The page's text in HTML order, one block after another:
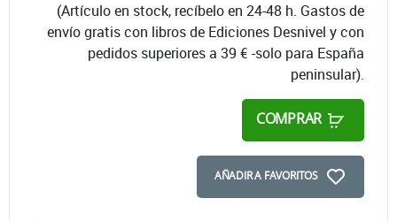
(Artículo en stock, recíbelo en 24-48 h. Gastos de
envío gratis con libros de Ediciones Desnivel y con
pedidos superiores a 39 € -solo para España
peninsular).
COMPRAR
AÑADIR A FAVORITOS